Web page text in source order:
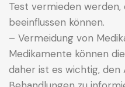
Test vermieden werden,
beeinflussen können.
– Vermeidung von
Medikamente können
daher ist es wichtig,